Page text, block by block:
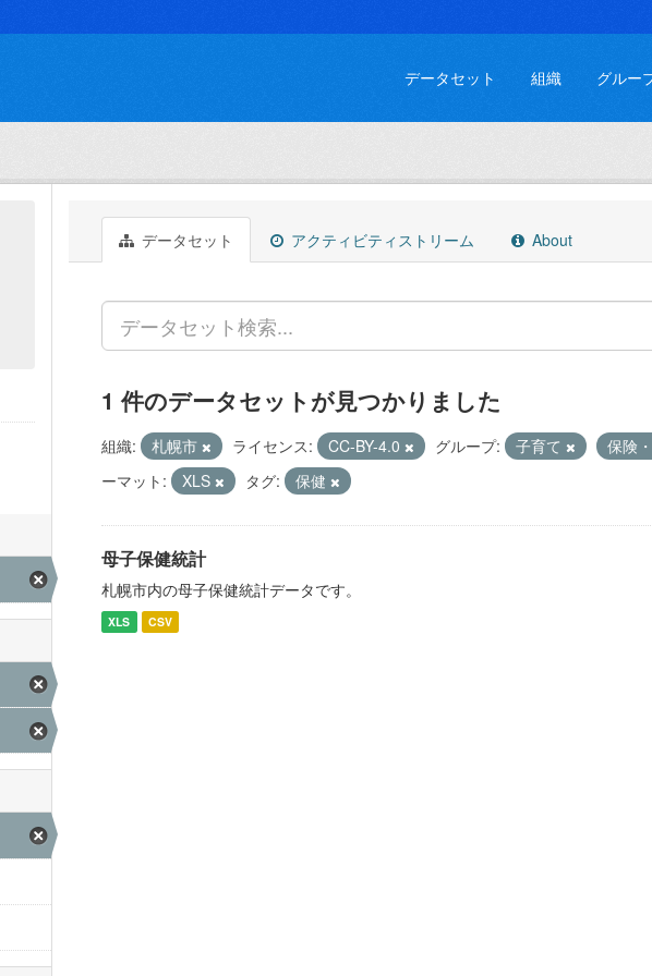
データセット 組織 グルー
データセット アクティビティストリーム About
1 件のデータセットが見つかりました
組織: 札幌市 ライセンス: CC-BY-4.0 グループ: 子育て 保険
ーマット:
XLS タグ: 保健
母子保健統計
札幌市内の母子保健統計データです。
XLS CSV